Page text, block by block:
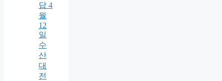
답 4
월
12
일
수
산
대
전